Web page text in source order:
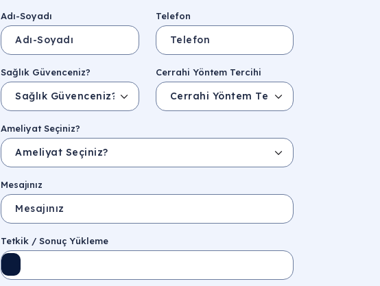
Adı-Soyadı Telefon
Sağlık Güvenceniz? Cerrahi Yöntem Tercihi
Ameliyat Seçiniz?
Mesajınız
Tetkik / Sonuç Yükleme